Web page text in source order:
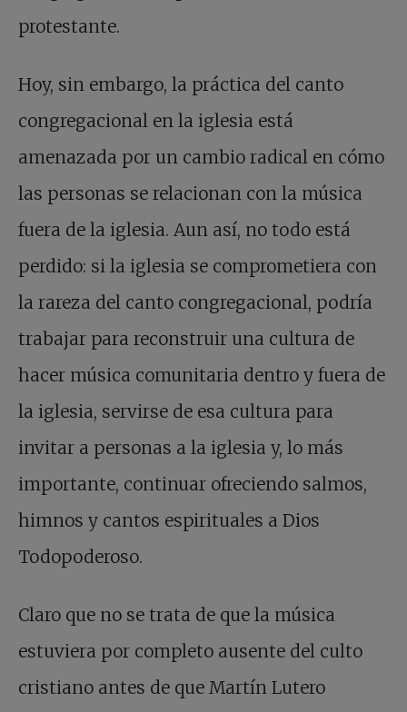
protestante.
Hoy, sin embargo, la práctica del canto
congregacional en la iglesia está
amenazada por un cambio radical en cómo
las personas se relacionan con la música
fuera de la iglesia. Aun así, no todo está
perdido: si la iglesia se comprometiera con
la rareza del canto congregacional, podría
trabajar para reconstruir una cultura de
hacer música comunitaria dentro y fuera de
la iglesia, servirse de esa cultura para
invitar a personas a la iglesia y, lo más
importante, continuar ofreciendo salmos,
himnos y cantos espirituales a Dios
Todopoderoso.
Claro que no se trata de que la música
estuviera por completo ausente del culto
cristiano antes de que Martín Lutero